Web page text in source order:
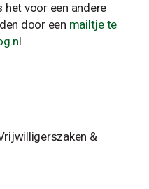
het voor een andere
door een mailtje te
l
&